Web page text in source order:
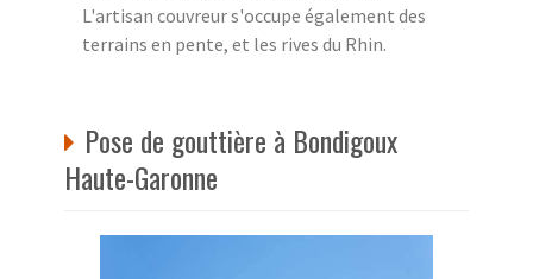
L'artisan couvreur s'occupe également des
terrains en pente, et les rives du Rhin.
Pose de gouttière à Bondigoux
Haute-Garonne